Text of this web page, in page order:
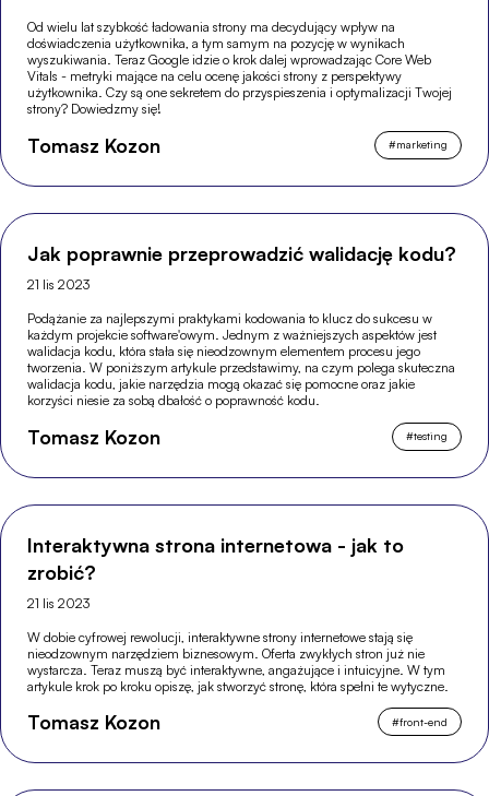
Od wielu lat szybkość ładowania strony ma decydujący wpływ na
doświadczenia użytkownika, a tym samym na pozycję w wynikach
wyszukiwania. Teraz Google idzie o krok dalej wprowadzając Core Web
Vitals - metryki mające na celu ocenę jakości strony z perspektywy
użytkownika. Czy są one sekretem do przyspieszenia i optymalizacji Twojej
strony? Dowiedzmy się!
Tomasz Kozon #marketing
Jak poprawnie przeprowadzić walidację kodu?
21 lis 2023
Podążanie za najlepszymi praktykami kodowania to klucz do sukcesu w
każdym projekcie software'owym. Jednym z ważniejszych aspektów jest
walidacja kodu, która stała się nieodzownym elementem procesu jego
tworzenia. W poniższym artykule przedstawimy, na czym polega skuteczna
walidacja kodu, jakie narzędzia mogą okazać się pomocne oraz jakie
korzyści niesie za sobą dbałość o poprawność kodu.
Tomasz Kozon #testing
Interaktywna strona internetowa - jak to
zrobić?
21 lis 2023
W dobie cyfrowej rewolucji, interaktywne strony internetowe stają się
nieodzownym narzędziem biznesowym. Oferta zwykłych stron już nie
wystarcza. Teraz muszą być interaktywne, angażujące i intuicyjne. W tym
artykule krok po kroku opiszę, jak stworzyć stronę, która spełni te wytyczne.
Tomasz Kozon #front-end